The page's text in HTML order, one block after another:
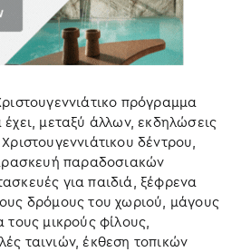
πρόγραμμα
έχει, μεταξύ άλλων, εκδηλώσεις
δέντρου,
παραδοσιακών
για παιδιά, ξέφρενα
δρόμους του χωριού, μάγους
τους μικρούς φίλους,
ταινιών, έκθεση τοπικών